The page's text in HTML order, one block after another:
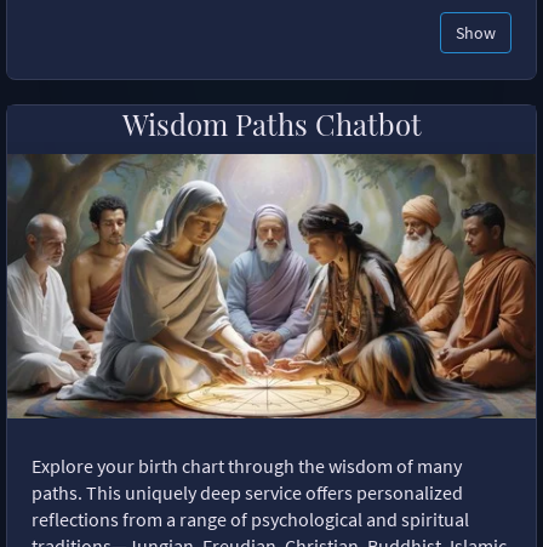
Show
Wisdom Paths Chatbot
Explore your birth chart through the wisdom of many
paths. This uniquely deep service offers personalized
reflections from a range of psychological and spiritual